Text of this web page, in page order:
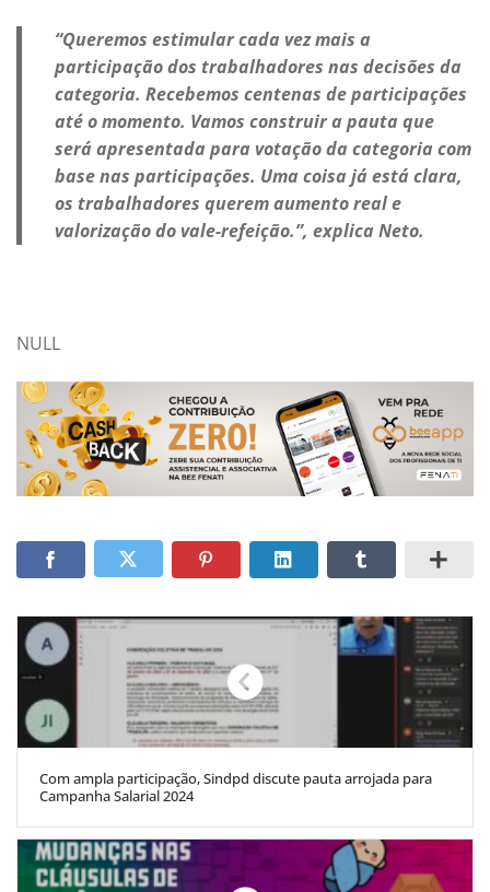
“Queremos estimular cada vez mais a
participação dos trabalhadores nas decisões da
categoria. Recebemos centenas de participações
até o momento. Vamos construir a pauta que
será apresentada para votação da categoria com
base nas participações. Uma coisa já está clara,
os trabalhadores querem aumento real e
valorização do vale-refeição.”, explica Neto.
NULL
Com ampla participação, Sindpd discute pauta arrojada para
Campanha Salarial 2024